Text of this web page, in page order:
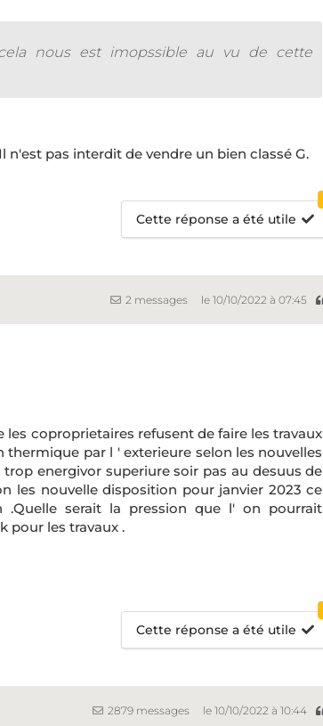
nous est imopssible au vu de cette
pas interdit de vendre un bien classé G.
Cette réponse a été utile
2 messages le 10/10/2022 à 07:45
coproprietaires refusent de faire les travaux
par l ' exterieure selon les nouvelles
energivor superiure soir pas au desuus de
les nouvelle disposition pour janvier 2023 ce
serait la pression que l' on pourrait
pour les travaux .
Cette réponse a été utile
2879 messages le 10/10/2022 à 10:44